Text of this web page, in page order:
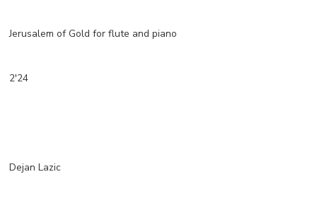
Jerusalem of Gold for flute and piano
2'24
Dejan Lazic